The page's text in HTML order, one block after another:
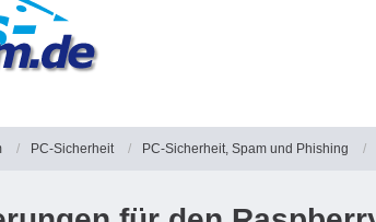
PC-Sicherheit PC-Sicherheit, Spam und Phishing